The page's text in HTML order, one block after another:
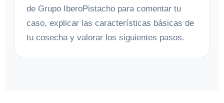
de Grupo IberoPistacho para comentar tu
caso, explicar las características básicas de
tu cosecha y valorar los siguientes pasos.